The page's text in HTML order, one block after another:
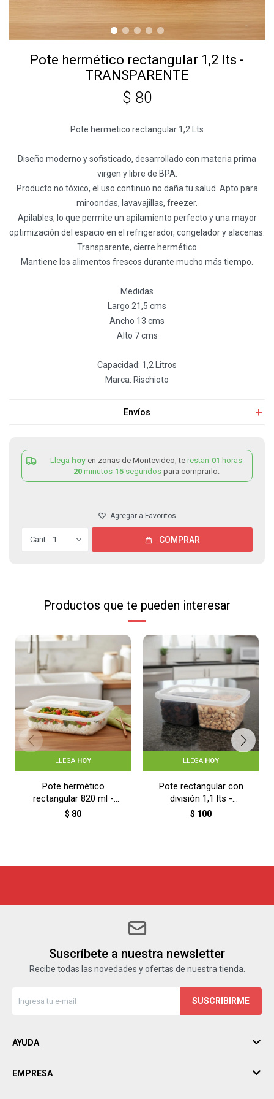
Pote hermético rectangular 1,2 lts -
TRANSPARENTE
$ 80
Pote hermetico rectangular 1,2 Lts
Diseño moderno y sofisticado, desarrollado con materia prima
virgen y libre de BPA.
Producto no tóxico, el uso continuo no daña tu salud. Apto para
miroondas, lavavajillas, freezer.
Apilables, lo que permite un apilamiento perfecto y una mayor
optimización del espacio en el refrigerador, congelador y alacenas.
Transparente, cierre hermético
Mantiene los alimentos frescos durante mucho más tiempo.
Medidas
Largo 21,5 cms
Ancho 13 cms
Alto 7 cms
Capacidad: 1,2 Litros
Marca: Rischioto
Envíos
Llega hoy en zonas de Montevideo, te restan 01 horas
20 minutos 15 segundos para comprarlo.
1 COMPRAR
Productos que te pueden interesar
LLEGA HOY
Pote hermético
rectangular 820 ml -
TRANSPARENTE
$ 80
LLEGA HOY
Pote rectangular con
división 1,1 lts -
TRANSPARENTE
$ 100
Suscríbete a nuestra newsletter
Recibe todas las novedades y ofertas de nuestra tienda.
SUSCRIBIRME
AYUDA
EMPRESA